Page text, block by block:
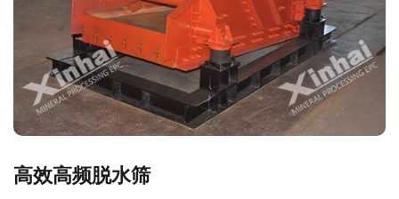
高效高频脱水筛